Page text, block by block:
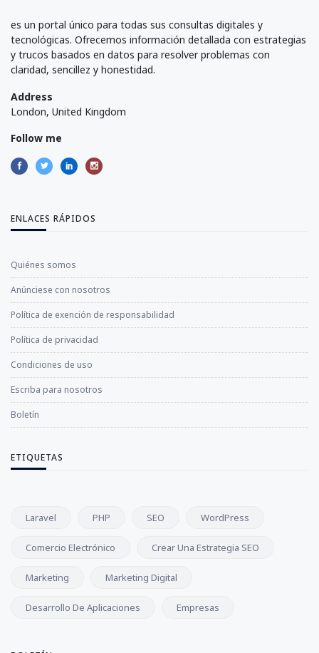
es un portal único para todas sus consultas digitales y
tecnológicas. Ofrecemos información detallada con estrategias
y trucos basados en datos para resolver problemas con
claridad, sencillez y honestidad.
Address
London, United Kingdom
Follow me
ENLACES RÁPIDOS
Quiénes somos
Anúnciese con nosotros
Política de exención de responsabilidad
Política de privacidad
Condiciones de uso
Escriba para nosotros
Boletín
ETIQUETAS
Laravel PHP SEO WordPress
Comercio Electrónico Crear Una Estrategia SEO
Marketing Marketing Digital
Desarrollo De Aplicaciones Empresas